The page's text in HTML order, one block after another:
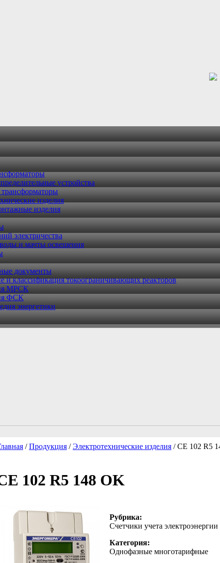
устройства
изделия
изделия
электричества
и мачты освещения
документы
и классификация токоограничивающих реакторов
МРСК
ФСК
энергетики
/Продукция /Электротехнические изделия / CE 102 R5
102 R5 148 OK
Рубрика:
Счетчики учета электроэнергии
Категория:
Однофазные многотарифные